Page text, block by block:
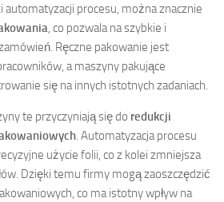
procesu, można znacznie
, co pozwala na szybkie i
Ręczne pakowanie jest
a maszyny pakujące
się na innych istotnych zadaniach.
te przyczyniają się do redukcji
. Automatyzacja procesu
użycie folii, co z kolei zmniejsza
Dzięki temu firmy mogą zaoszczędzić
co ma istotny wpływ na